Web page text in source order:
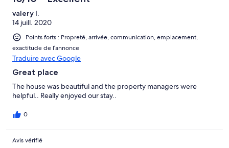
valery l.
14 juill. 2020
Points forts : Propreté, arrivée, communication, emplacement,
exactitude de l’annonce
Traduire avec Google
Great place
The house was beautiful and the property managers were
helpful.. Really enjoyed our stay..
0
Avis vérifié